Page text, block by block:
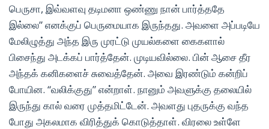
பெருசா, இவ்வளவு தடிமனா ஒண்ணு நான் பார்த்ததே
இல்லை” எனக்குப் பெருமையாக இருந்தது. அவளை அப்படியே
மேலிழுத்து அந்த இரு முரட்டு முயல்களை கைகளால்
பிசைந்து அடக்கப் பார்த்தேன். முடியவில்லை. பின் ஆசை தீர
அந்தக் கனிகளைச் சுவைத்தேன். அவை இரண்டும் கன்றிப்
போயின. “வலிக்குது” என்றாள். நானும் அவளுக்கு தலையில்
இருந்து கால் வரை முத்தமிட்டேன். அவளது புதருக்கு வந்த
போது அகலமாக விரித்துக் கொடுத்தாள். விரலை உள்ளே